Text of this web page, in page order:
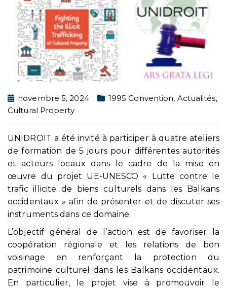
novembre 5, 2024 1995 Convention, Actualités,
Cultural Property
UNIDROIT a été invité à participer à quatre ateliers
de formation de 5 jours pour différentes autorités
et acteurs locaux dans le cadre de la mise en
œuvre du projet UE-UNESCO « Lutte contre le
trafic illicite de biens culturels dans les Balkans
occidentaux » afin de présenter et de discuter ses
instruments dans ce domaine.
L’objectif général de l’action est de favoriser la
coopération régionale et les relations de bon
voisinage en renforçant la protection du
patrimoine culturel dans les Balkans occidentaux.
En particulier, le projet vise à promouvoir le